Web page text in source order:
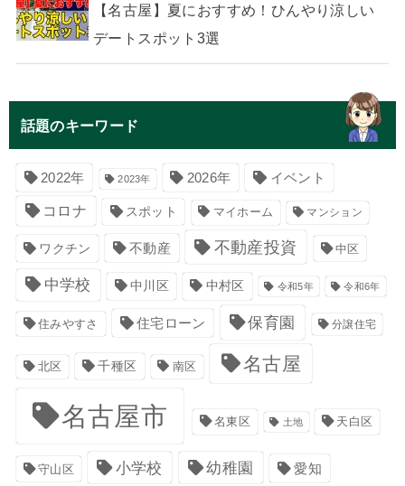
【名古屋】夏におすすめ！ひんやり涼しい
デートスポット3選
話題のキーワード
2022年 2023年 2026年 イベント
コロナ スポット マイホーム マンション
ワクチン 不動産 不動産投資 中区
中学校 中川区 中村区 令和5年 令和6年
住みやすさ 住宅ローン 保育園 分譲住宅
北区 千種区 南区 名古屋
名古屋市 名東区 土地 天白区
守山区 小学校 幼稚園 愛知